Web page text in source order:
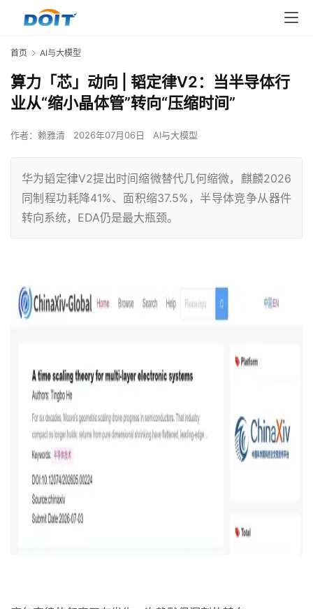
首页 AI与大模型
算力「芯」动向 | 韬定律V2：当半导体行
业从“缩小晶体管”转向“压缩时间”
作者： 赖雅清 2026年07月06日 AI与大模型
华为韬定律V2提出时间缩微替代几何缩微，麒麟2026
同制程功耗降41%、面积缩37.5%，半导体竞争从器件
转向系统，EDA仍是最大瓶颈。